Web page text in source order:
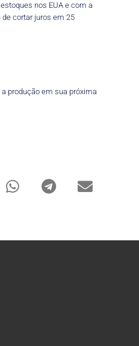
nos EUA e com a
de cortar juros em 25
produção em sua próxima